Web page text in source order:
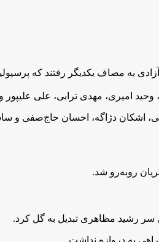
امیری، مهدی ترابی، علی علیپور
اشکان دژاگه، احسان حاج‌صفی و
روبه‌رو شد.